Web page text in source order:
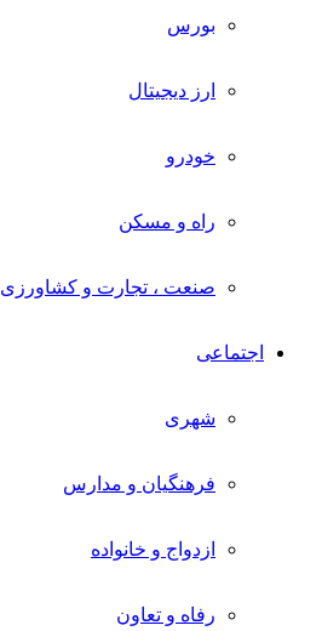
بورس
ارز دیجیتال
خودرو
راه و مسکن
صنعت ، تجارت و کشاورزی
اجتماعی
شهری
فرهنگیان و مدارس
ازدواج و خانواده
رفاه و تعاون